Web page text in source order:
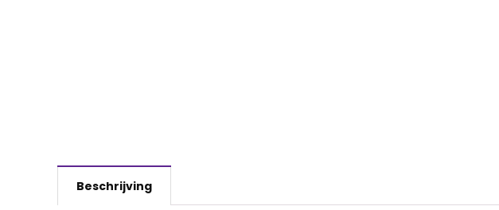
Beschrijving